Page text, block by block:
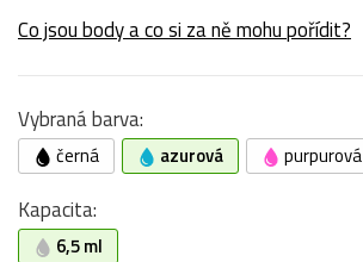
Co jsou body a co si za ně mohu pořídit?
Vybraná barva:
černá azurová purpurová
Kapacita:
6,5 ml